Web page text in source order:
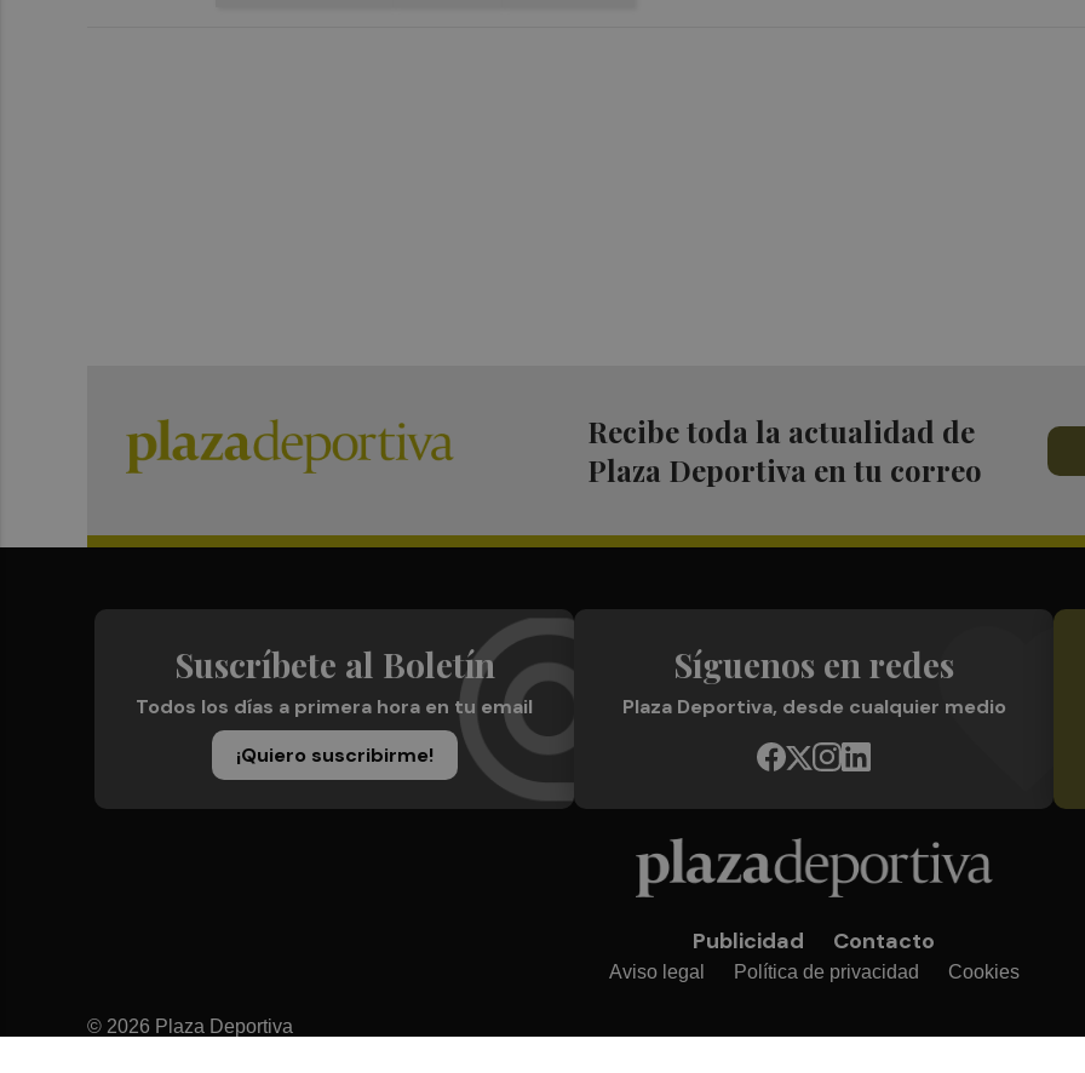
Recibe toda la actualidad de
Plaza Deportiva en tu correo
Suscríbete al Boletín
Todos los días a primera hora en tu email
¡Quiero suscribirme!
Síguenos en redes
Plaza Deportiva, desde cualquier medio
Publicidad Contacto
Aviso legal Política de privacidad Cookies
© 2026 Plaza Deportiva